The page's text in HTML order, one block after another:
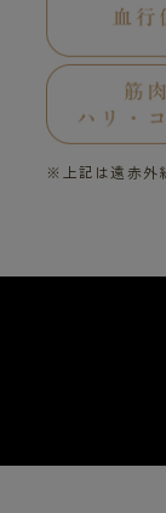
※上記は遠赤外